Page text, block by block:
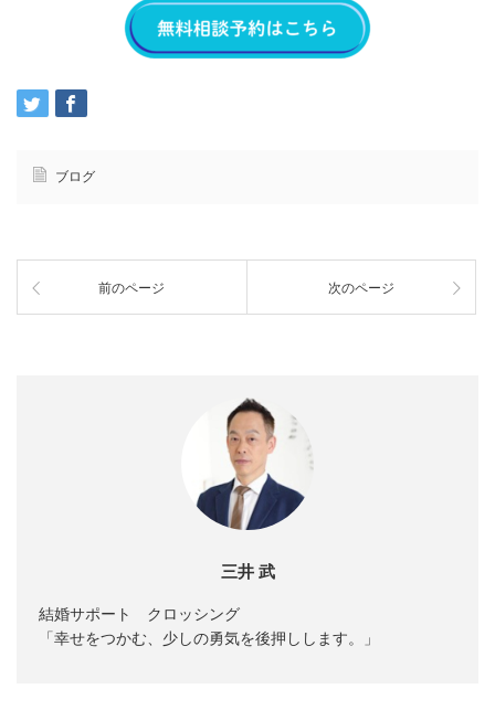
ブログ
前のページ 次のページ
三井 武
結婚サポート クロッシング
「幸せをつかむ、少しの勇気を後押しします。」